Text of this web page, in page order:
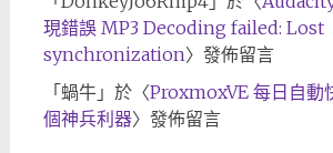
現錯誤 MP3 Decoding failed: Lost
synchronization〉發佈留言
「 蝸牛」於〈ProxmoxVE 每日自動
個神兵利器〉發佈留言